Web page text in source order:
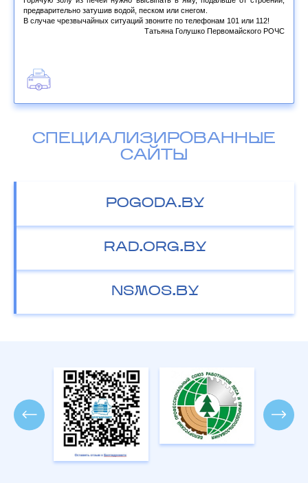
предварительно затушив водой, песком или снегом.
В случае чрезвычайных ситуаций звоните по телефонам 101 или 112!
Татьяна Голушко Первомайского РОЧС
СПЕЦИАЛИЗИРОВАННЫЕ
САЙТЫ
POGODA.BY
RAD.ORG.BY
NSMOS.BY